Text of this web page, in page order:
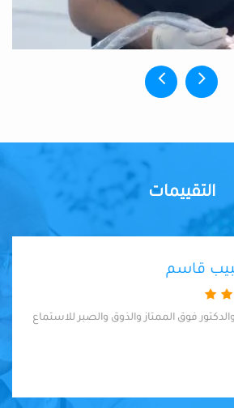
التقييمات
قاسم
فوق الممتاز والذوق والصبر للاستماع